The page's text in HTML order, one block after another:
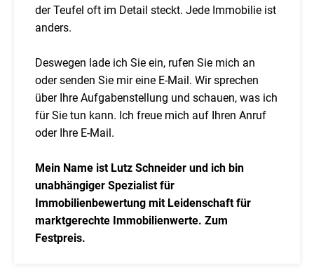
der Teufel oft im Detail steckt. Jede Immobilie ist
anders.
Deswegen lade ich Sie ein, rufen Sie mich an
oder senden Sie mir eine E-Mail. Wir sprechen
über Ihre Aufgabenstellung und schauen, was ich
für Sie tun kann. Ich freue mich auf Ihren Anruf
oder Ihre E-Mail.
Mein Name ist Lutz Schneider und ich bin
unabhängiger Spezialist für
Immobilienbewertung mit Leidenschaft für
marktgerechte Immobilienwerte. Zum
Festpreis.